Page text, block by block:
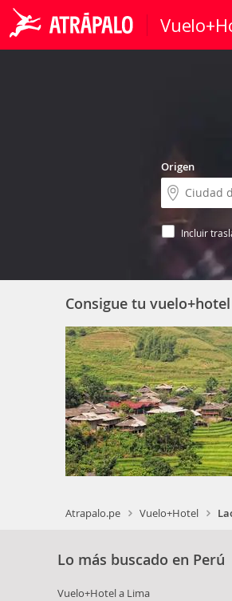
Origen
Incluir
Consigue tu
Atrapalo.pe Vuelo+Hotel
Lo más buscado en Perú
Vuelo+Hotel a Lima